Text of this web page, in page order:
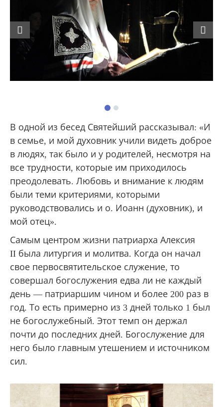
Previous Next
В одной из бесед Святейший рассказывал: «И
в семье, и мой духовник учили видеть доброе
в людях, так было и у родителей, несмотря на
все трудности, которые им приходилось
преодолевать. Любовь и внимание к людям
были теми критериями, которыми
руководствовались и о. Иоанн (духовник), и
мой отец».
Самым центром жизни патриарха Алексия
II была литургия и молитва. Когда он начал
свое первосвятительское служение, то
совершал богослужения едва ли не каждый
день — патриаршим чином и более 200 раз в
год. То есть примерно из 3 дней только 1 был
не богослужебный. Этот темп он держал
почти до последних дней. Богослужение для
него было главным утешением и источником
сил.